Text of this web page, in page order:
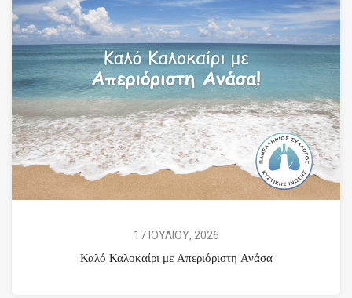
17 ΙΟΥΛΙΟΥ, 2026
Καλό Καλοκαίρι με Απεριόριστη Ανάσα